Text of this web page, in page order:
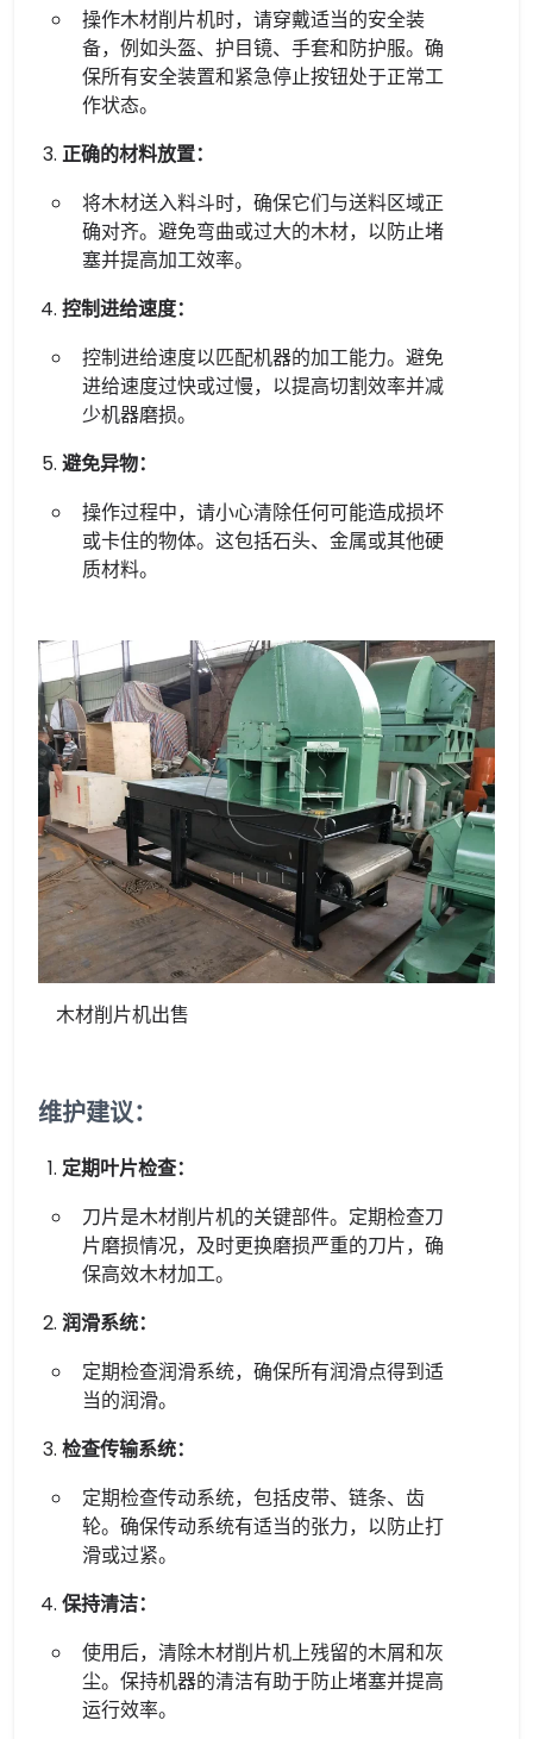
操作木材削片机时，请穿戴适当的安全装
备，例如头盔、护目镜、手套和防护服。确
保所有安全装置和紧急停止按钮处于正常工
作状态。
正确的材料放置：
将木材送入料斗时，确保它们与送料区域正
确对齐。避免弯曲或过大的木材，以防止堵
塞并提高加工效率。
控制进给速度：
控制进给速度以匹配机器的加工能力。避免
进给速度过快或过慢，以提高切割效率并减
少机器磨损。
避免异物：
操作过程中，请小心清除任何可能造成损坏
或卡住的物体。这包括石头、金属或其他硬
质材料。
木材削片机出售
维护建议：
定期叶片检查：
刀片是木材削片机的关键部件。定期检查刀
片磨损情况，及时更换磨损严重的刀片，确
保高效木材加工。
润滑系统：
定期检查润滑系统，确保所有润滑点得到适
当的润滑。
检查传输系统：
定期检查传动系统，包括皮带、链条、齿
轮。确保传动系统有适当的张力，以防止打
滑或过紧。
保持清洁：
使用后，清除木材削片机上残留的木屑和灰
尘。保持机器的清洁有助于防止堵塞并提高
运行效率。